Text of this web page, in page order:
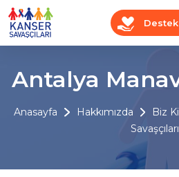
Destek
Antalya
Anasayfa Hakkımızda Biz
Savaşçıları